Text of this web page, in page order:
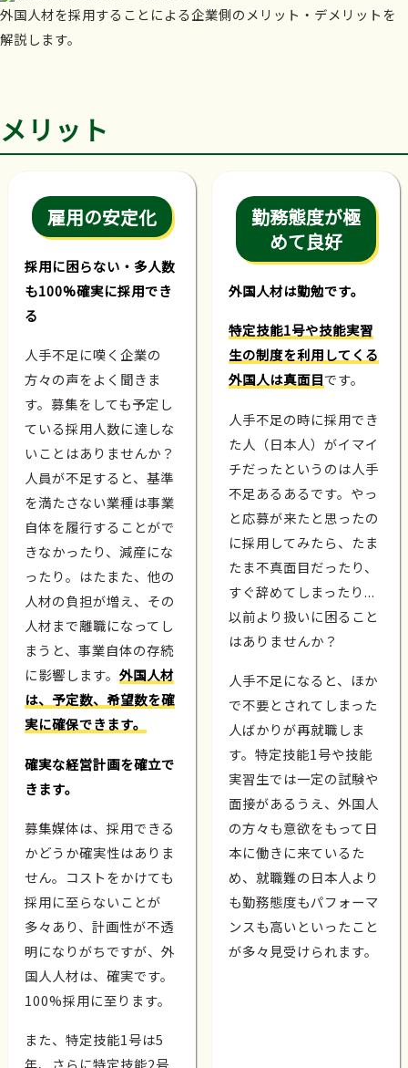
外国人材を採用することによる企業側のメリット・デメリットを
解説します。
メリット
雇用の安定化
採用に困らない・多人数
も100%確実に採用でき
る
人手不足に嘆く企業の
方々の声をよく聞きま
す。募集をしても予定し
ている採用人数に達しな
いことはありませんか？
人員が不足すると、基準
を満たさない業種は事業
自体を履行することがで
きなかったり、減産にな
ったり。はたまた、他の
人材の負担が増え、その
人材まで離職になってし
まうと、事業自体の存続
に影響します。 外国人材
は、予定数、希望数を確
実に確保できます。
確実な経営計画を確立で
きます。
募集媒体は、採用できる
かどうか確実性はありま
せん。コストをかけても
採用に至らないことが
多々あり、計画性が不透
明になりがちですが、外
国人人材は、確実です。
100%採用に至ります。
また、特定技能1号は5
年、さらに特定技能2号
勤務態度が極
めて良好
外国人材は勤勉です。
特定技能1号や技能実習
生の制度を利用してくる
外国人は真面目です。
人手不足の時に採用でき
た人（日本人）がイマイ
チだったというのは人手
不足あるあるです。やっ
と応募が来たと思ったの
に採用してみたら、たま
たま不真面目だったり、
すぐ辞めてしまったり...
以前より扱いに困ること
はありませんか？
人手不足になると、ほか
で不要とされてしまった
人ばかりが再就職しま
す。特定技能1号や技能
実習生では一定の試験や
面接があるうえ、外国人
の方々も意欲をもって日
本に働きに来ているた
め、就職難の日本人より
も勤務態度もパフォーマ
ンスも高いといったこと
が多々見受けられます。